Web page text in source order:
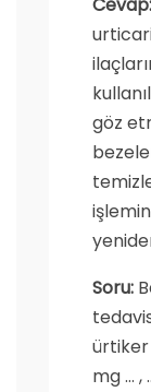
Cevap:
göz
Soru:
ürtiker
mg … ,